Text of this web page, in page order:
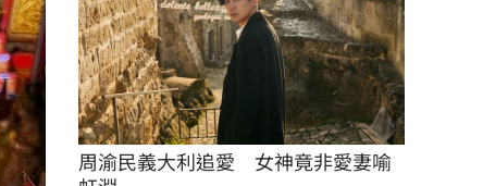
周渝民義大利追愛　女神竟非愛妻喻